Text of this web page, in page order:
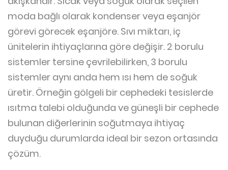
moda bağlı olarak kondenser veya eşanjör
görevi görecek eşanjöre. Sıvı miktarı, iç
ünitelerin ihtiyaçlarına göre değişir. 2 borulu
sistemler tersine çevrilebilirken, 3 borulu
sistemler aynı anda hem ısı hem de soğuk
üretir. Örneğin gölgeli bir cephedeki tesislerde
ısıtma talebi olduğunda ve güneşli bir cephede
bulunan diğerlerinin soğutmaya ihtiyaç
duyduğu durumlarda ideal bir sezon ortasında
çözüm.